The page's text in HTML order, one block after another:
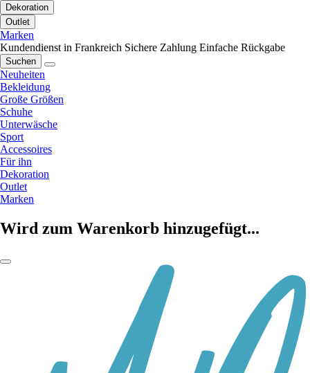
Dekoration
Outlet
Marken
Kundendienst in Frankreich Sichere Zahlung Einfache Rückgabe
Suchen
Neuheiten
Bekleidung
Große Größen
Schuhe
Unterwäsche
Sport
Accessoires
Für ihn
Dekoration
Outlet
Marken
Wird zum Warenkorb hinzugefügt...